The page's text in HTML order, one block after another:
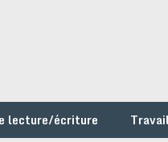
lecture/écriture